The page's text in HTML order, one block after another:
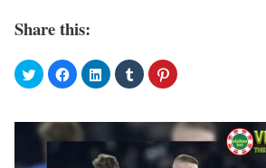
Share this: